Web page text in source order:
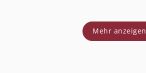
Mehr anzeigen